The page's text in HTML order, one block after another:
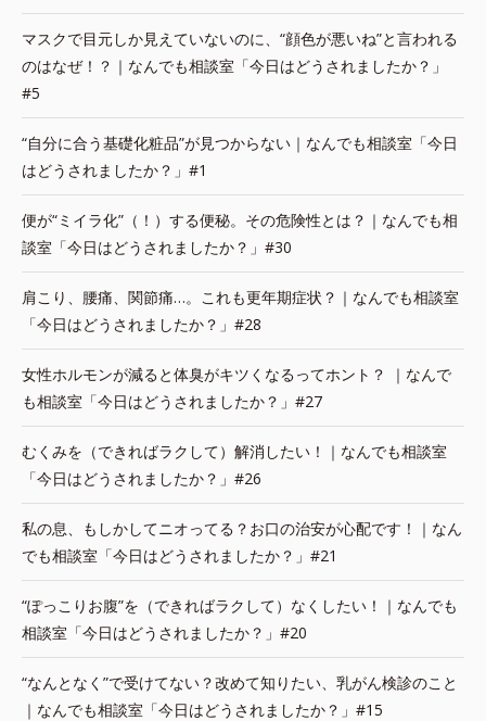
マスクで目元しか見えていないのに、“顔色が悪いね”と言われる
のはなぜ！？｜なんでも相談室「今日はどうされましたか？」
#5
“自分に合う基礎化粧品”が見つからない｜なんでも相談室「今日
はどうされましたか？」#1
便が“ミイラ化”（！）する便秘。その危険性とは？｜なんでも相
談室「今日はどうされましたか？」#30
肩こり、腰痛、関節痛…。これも更年期症状？｜なんでも相談室
「今日はどうされましたか？」#28
女性ホルモンが減ると体臭がキツくなるってホント？ ｜なんで
も相談室「今日はどうされましたか？」#27
むくみを（できればラクして）解消したい！｜なんでも相談室
「今日はどうされましたか？」#26
私の息、もしかしてニオってる？お口の治安が心配です！｜なん
でも相談室「今日はどうされましたか？」#21
“ぽっこりお腹”を（できればラクして）なくしたい！｜なんでも
相談室「今日はどうされましたか？」#20
“なんとなく”で受けてない？改めて知りたい、乳がん検診のこと
｜なんでも相談室「今日はどうされましたか？」#15